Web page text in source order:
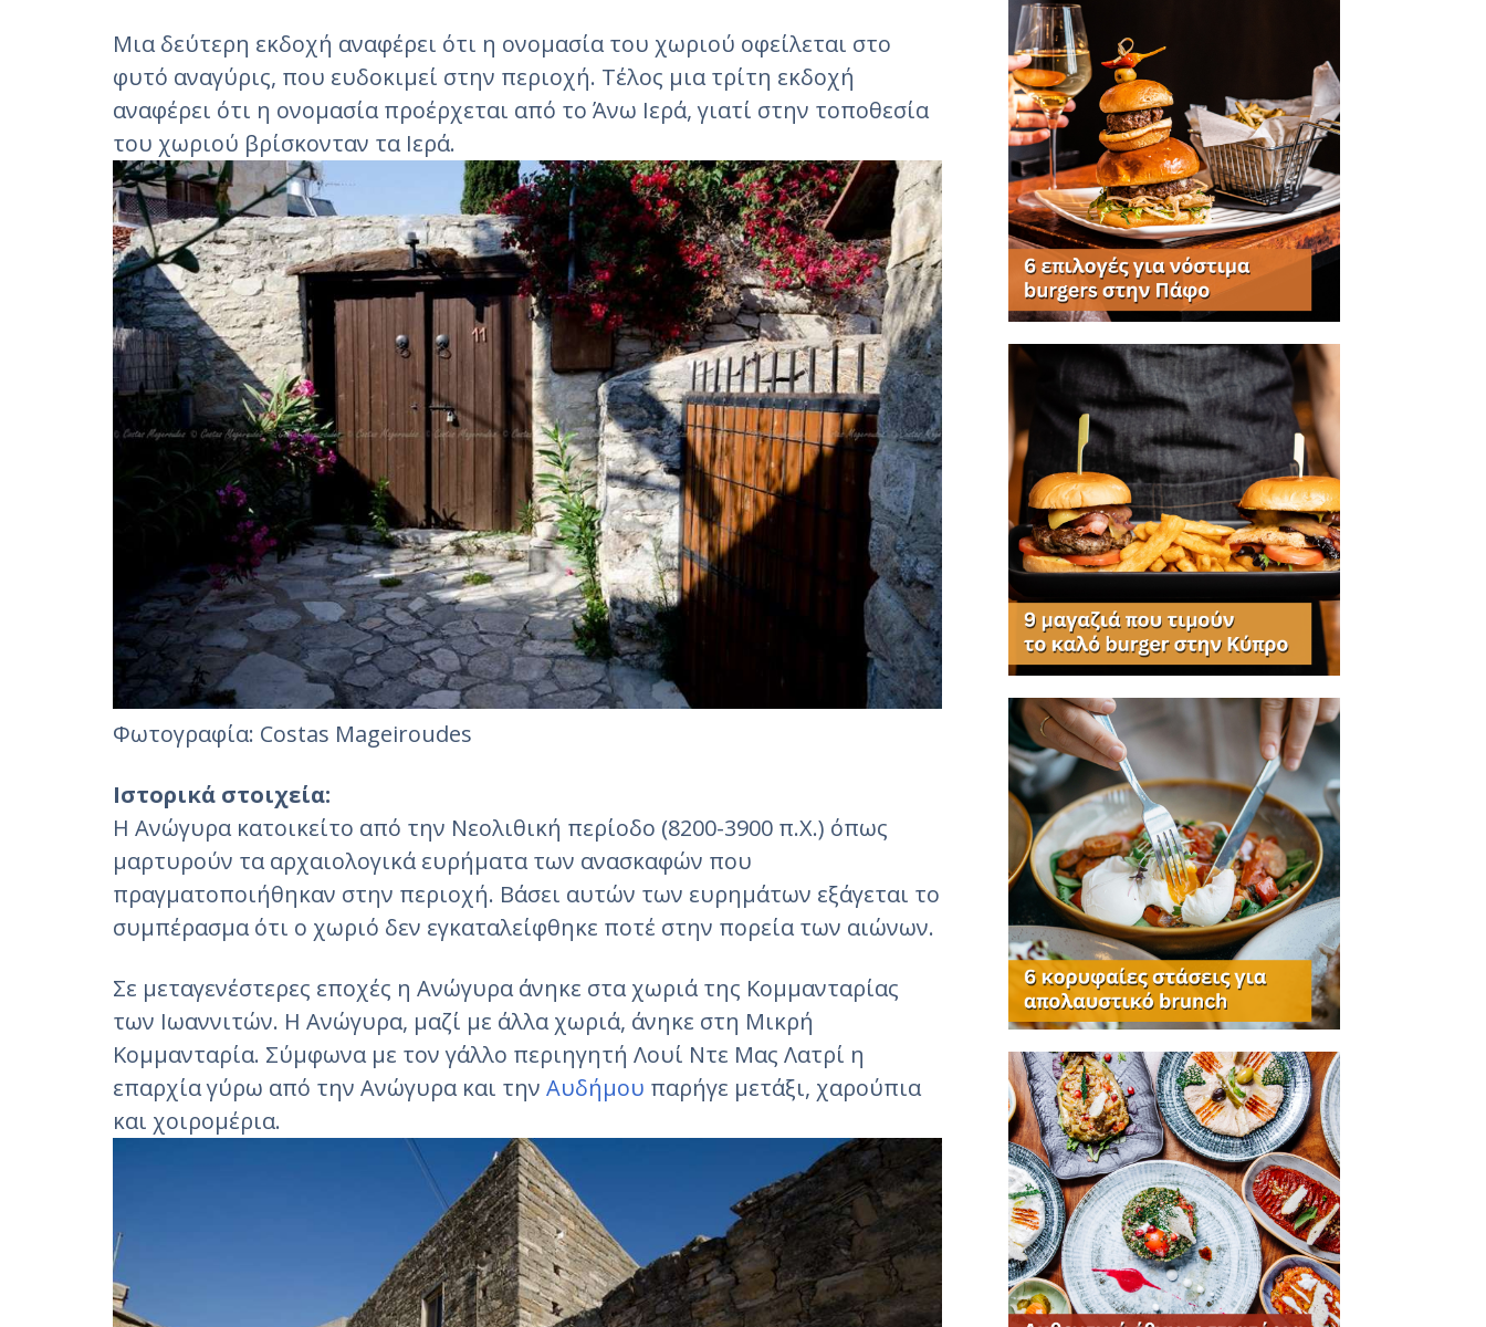
Μια δεύτερη εκδοχή αναφέρει ότι η ονομασία του χωριού οφείλεται στο
φυτό αναγύρις, που ευδοκιμεί στην περιοχή. Τέλος μια τρίτη εκδοχή
αναφέρει ότι η ονομασία προέρχεται από το Άνω Ιερά, γιατί στην τοποθεσία
του χωριού βρίσκονταν τα Ιερά.
Φωτογραφία: Costas Mageiroudes‎
Ιστορικά στοιχεία:
Η Ανώγυρα κατοικείτο από την Νεολιθική περίοδο (8200-3900 π.Χ.) όπως
μαρτυρούν τα αρχαιολογικά ευρήματα των ανασκαφών που
πραγματοποιήθηκαν στην περιοχή. Βάσει αυτών των ευρημάτων εξάγεται το
συμπέρασμα ότι ο χωριό δεν εγκαταλείφθηκε ποτέ στην πορεία των αιώνων.
Σε μεταγενέστερες εποχές η Ανώγυρα άνηκε στα χωριά της Κομμανταρίας
των Ιωαννιτών. Η Ανώγυρα, μαζί με άλλα χωριά, άνηκε στη Μικρή
Κομμανταρία. Σύμφωνα με τον γάλλο περιηγητή Λουί Ντε Μας Λατρί η
επαρχία γύρω από την Ανώγυρα και την Αυδήμου παρήγε μετάξι, χαρούπια
και χοιρομέρια.